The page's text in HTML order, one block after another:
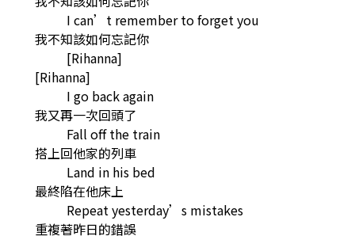
I can’t remember to forget you
我不知該如何忘記你
[Rihanna]
[Rihanna]
I go back again
我又再一次回頭了
Fall off the train
搭上回他家的列車
Land in his bed
最終陷在他床上
Repeat yesterday’s mistakes
重複著昨日的錯誤